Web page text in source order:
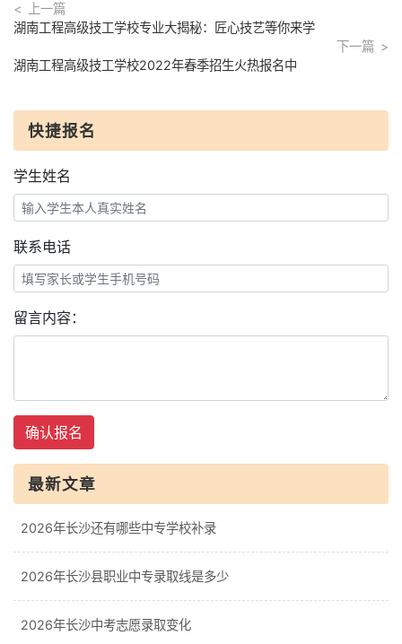
上一篇
湖南工程高级技工学校专业大揭秘：匠心技艺等你来学
下一篇
湖南工程高级技工学校2022年春季招生火热报名中
快捷报名
学生姓名
联系电话
留言内容：
确认报名
最新文章
2026年长沙还有哪些中专学校补录
2026年长沙县职业中专录取线是多少
2026年长沙中考志愿录取变化